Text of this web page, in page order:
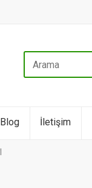
Blog İletişim